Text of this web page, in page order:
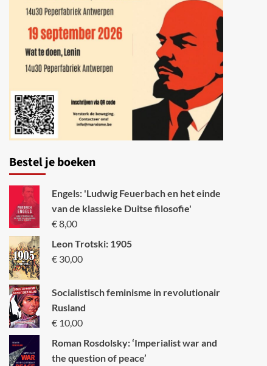
Bestel je boeken
Engels: 'Ludwig Feuerbach en het einde
van de klassieke Duitse filosofie'
€8,00
Leon Trotski: 1905
€30,00
Socialistisch feminisme in revolutionair
Rusland
€10,00
Roman Rosdolsky: ‘Imperialist war and
the question of peace’